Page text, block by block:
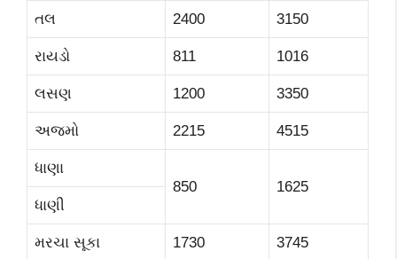
તલ 2400 3150
રાયડો 811 1016
લસણ 1200 3350
અજમો 2215 4515
ધાણા
850
1625
ધાણી
મરચા સૂકા 1730 3745